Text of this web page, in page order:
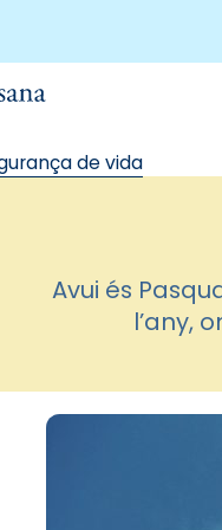
de vida
Avui és
l’any,